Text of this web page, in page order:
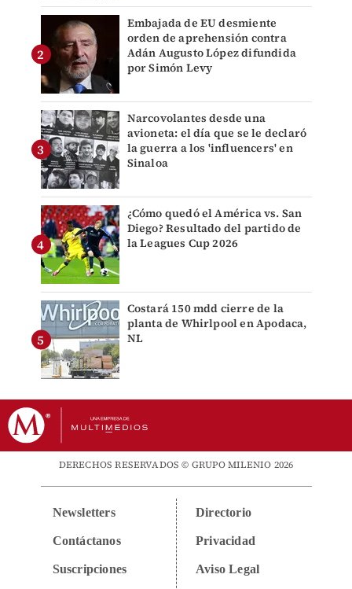
Embajada de EU desmiente
orden de aprehensión contra
Adán Augusto López difundida
por Simón Levy
Narcovolantes desde una
avioneta: el día que se le declaró
la guerra a los 'influencers' en
Sinaloa
¿Cómo quedó el América vs. San
Diego? Resultado del partido de
la Leagues Cup 2026
Costará 150 mdd cierre de la
planta de Whirlpool en Apodaca,
NL
DERECHOS RESERVADOS © GRUPO MILENIO 2026
Newsletters
Contáctanos
Suscripciones
Directorio
Privacidad
Aviso Legal